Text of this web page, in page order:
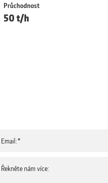
Průchodnost
50 t/h